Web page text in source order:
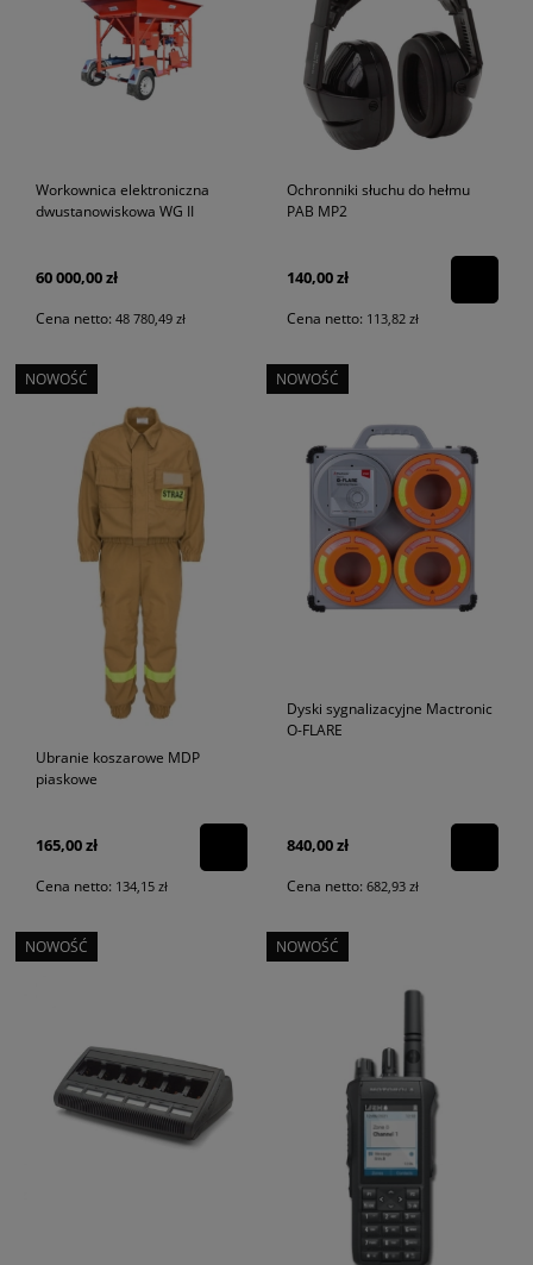
Workownica elektroniczna
dwustanowiskowa WG II
60 000,00 zł
Cena netto: 48 780,49 zł
Ochronniki słuchu do hełmu
PAB MP2
140,00 zł
Cena netto: 113,82 zł
Ubranie koszarowe MDP
piaskowe
165,00 zł
Cena netto: 134,15 zł
NOWOŚĆ
Dyski sygnalizacyjne Mactronic
O-FLARE
840,00 zł
Cena netto: 682,93 zł
NOWOŚĆ
NOWOŚĆ NOWOŚĆ